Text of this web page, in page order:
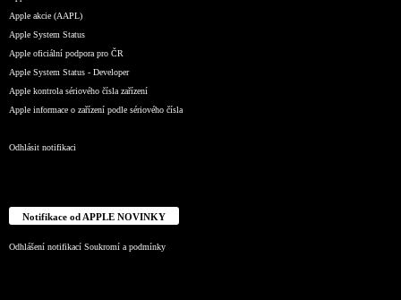
Apple akcie (AAPL)
Apple System Status
Apple oficiální podpora pro ČR
Apple System Status - Developer
Apple kontrola sériového čísla zařízení
Apple informace o zařízení podle sériového čísla
Odhlásit notifikaci
Notifikace od APPLE NOVINKY
Odhlášení notifikací Soukromí a podmínky